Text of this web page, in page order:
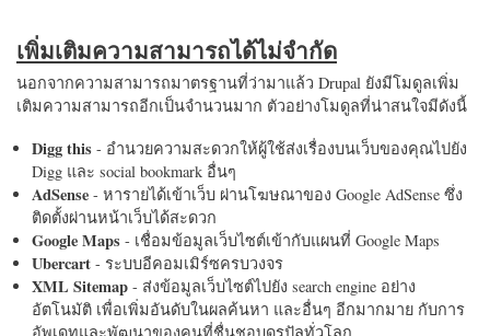
เพิ่มเติมความสามารถได้ไม่จำกัด
นอกจากความสามารถมาตรฐานที่ว่ามาแล้ว Drupal ยังมีโมดูลเพิ่ม
เติมความสามารถอีกเป็นจำนวนมาก ตัวอย่างโมดูลที่น่าสนใจมีดังนี้
Digg this - อำนวยความสะดวกให้ผู้ใช้ส่งเรื่องบนเว็บของคุณไปยัง
Digg และ social bookmark อื่นๆ
AdSense - หารายได้เข้าเว็บ ผ่านโฆษณาของ Google AdSense ซึ่ง
ติดตั้งผ่านหน้าเว็บได้สะดวก
Google Maps - เชื่อมข้อมูลเว็บไซต์เข้ากับแผนที่ Google Maps
Ubercart - ระบบอีคอมเมิร์ซครบวงจร
XML Sitemap - ส่งข้อมูลเว็บไซต์ไปยัง search engine อย่าง
อัตโนมัติ เพื่อเพิ่มอันดับในผลค้นหา และอื่นๆ อีกมากมาย กับการ